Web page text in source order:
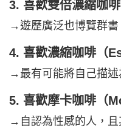
3. 喜歡雙倍濃縮咖
→遊歷廣泛也博覽群書
4. 喜歡濃縮咖啡（
→最有可能將自己描述
5. 喜歡摩卡咖啡（
→自認為性感的人，且